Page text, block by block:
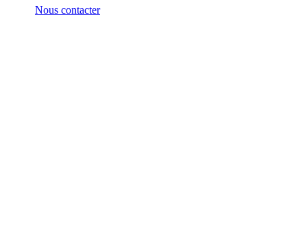
Nous contacter